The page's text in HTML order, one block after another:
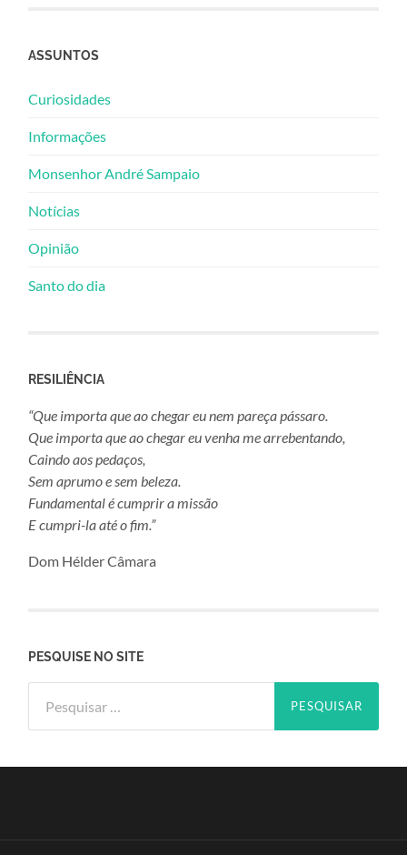
ASSUNTOS
Curiosidades
Informações
Monsenhor André Sampaio
Notícias
Opinião
Santo do dia
RESILIÊNCIA
“Que importa que ao chegar eu nem pareça pássaro.
Que importa que ao chegar eu venha me arrebentando,
Caindo aos pedaços,
Sem aprumo e sem beleza.
Fundamental é cumprir a missão
E cumpri-la até o fim.”
Dom Hélder Câmara
PESQUISE NO SITE
por: